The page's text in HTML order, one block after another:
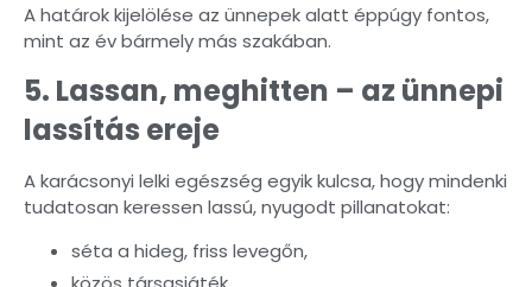
A határok kijelölése az ünnepek alatt éppúgy fontos,
mint az év bármely más szakában.
5. Lassan, meghitten – az ünnepi
lassítás ereje
A karácsonyi lelki egészség egyik kulcsa, hogy mindenki
tudatosan keressen lassú, nyugodt pillanatokat:
séta a hideg, friss levegőn,